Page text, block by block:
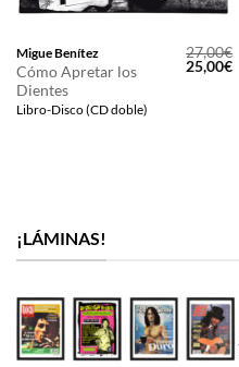
Migue Benítez
Cómo Apretar los
Dientes
Libro-Disco (CD doble)
27,00€
El
precio
25,00€El
¡LÁMINAS!